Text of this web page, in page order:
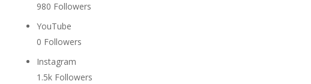
980 Followers
YouTube
0 Followers
Instagram
1.5k Followers